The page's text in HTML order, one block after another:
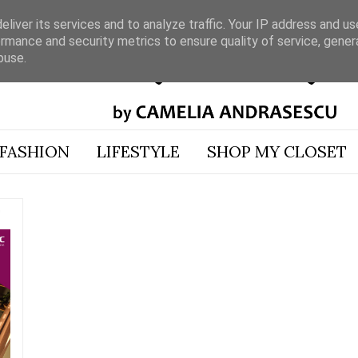
LIFESTYLE SHOP MY CLOSET
its services and to analyze traffic. Your IP address and
and security metrics to ensure quality of service,